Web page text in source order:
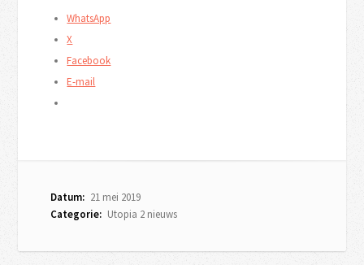
WhatsApp
X
Facebook
E-mail
Datum: 21 mei 2019
Categorie: Utopia 2 nieuws